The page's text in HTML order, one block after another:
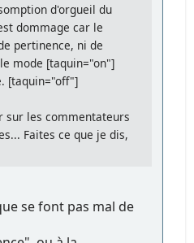
d'orgueil du
dommage car le
pertinence, ni de
mode [taquin="on"]
[taquin="off"]
sur les commentateurs
Faites ce que je dis,
se font pas mal de